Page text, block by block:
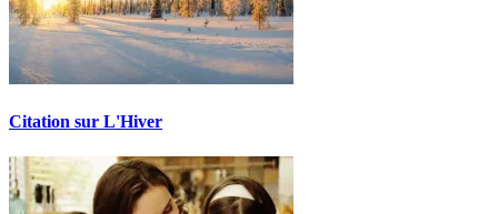
Citation sur L'Hiver